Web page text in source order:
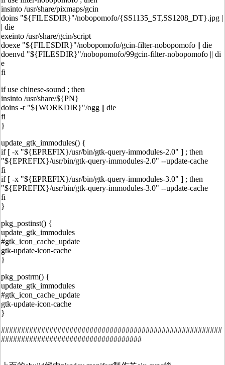
insinto /usr/share/pixmaps/gcin
doins "${FILESDIR}"/nobopomofo/{SS1135_ST,SS1208_DT}.jpg |
| die
exeinto /usr/share/gcin/script
doexe "${FILESDIR}"/nobopomofo/gcin-filter-nobopomofo || die
doenvd "${FILESDIR}"/nobopomofo/99gcin-filter-nobopomofo || di
e
fi
if use chinese-sound ; then
insinto /usr/share/${PN}
doins -r "${WORKDIR}"/ogg || die
fi
}
update_gtk_immodules() {
if [ -x "${EPREFIX}/usr/bin/gtk-query-immodules-2.0" ] ; then
"${EPREFIX}/usr/bin/gtk-query-immodules-2.0" --update-cache
fi
if [ -x "${EPREFIX}/usr/bin/gtk-query-immodules-3.0" ] ; then
"${EPREFIX}/usr/bin/gtk-query-immodules-3.0" --update-cache
fi
}
pkg_postinst() {
update_gtk_immodules
#gtk_icon_cache_update
gtk-update-icon-cache
}
pkg_postrm() {
update_gtk_immodules
#gtk_icon_cache_update
gtk-update-icon-cache
}
#######################################################
###################################